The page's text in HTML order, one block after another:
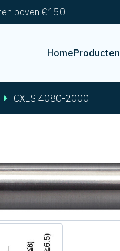
boven €150.
HomeProducten
CXES 4080-2000